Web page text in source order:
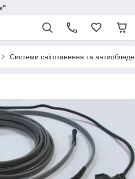
Системи сніготанення та